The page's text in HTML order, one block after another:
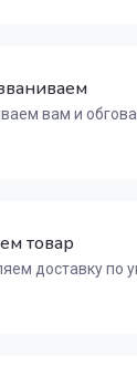
вам и
товар
доставку по